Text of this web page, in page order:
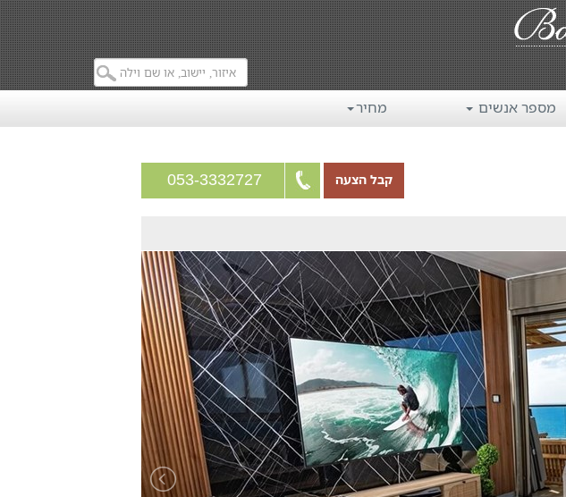
מספר אנשים מחיר
קבל הצעה